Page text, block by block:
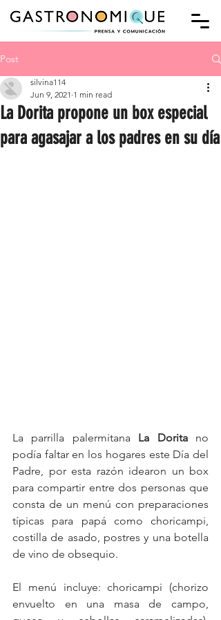
Post
La Dorita propone un box especial
para agasajar a los padres en su día
silvina114
Jun 9, 2021 1 min read
La parrilla palermitana La Dorita no
podía faltar en los hogares este Día del
Padre, por esta razón idearon un box
para compartir entre dos personas que
consta de un menú con preparaciones
típicas para papá como choricampi,
costilla de asado, postres y una botella
de vino de obsequio.
El menú incluye: choricampi (chorizo
envuelto en una masa de campo,